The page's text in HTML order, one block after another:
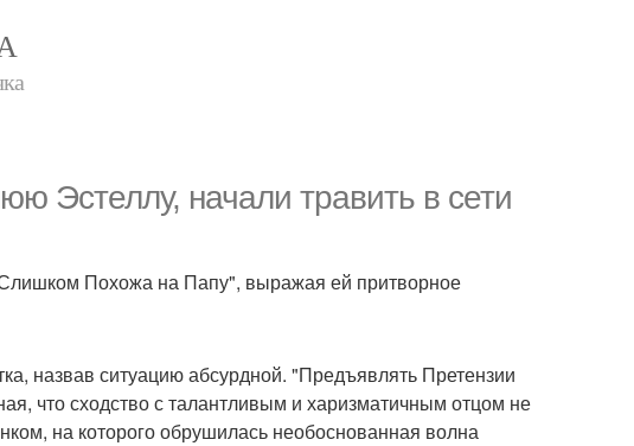
Эстеллу, начали травить в сети
Похожа на Папу", выражая ей притворное
назвав ситуацию абсурдной. "Предъявлять Претензии
что сходство с талантливым и харизматичным отцом не
на которого обрушилась необоснованная волна